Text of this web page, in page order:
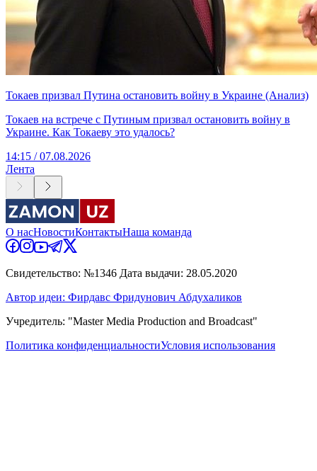
Токаев призвал Путина остановить войну в Украине (Анализ)
Токаев на встрече с Путиным призвал остановить войну в
Украине. Как Токаеву это удалось?
14:15 / 07.08.2026
Лента
О насНовостиКонтактыНаша команда
Свидетельство: №1346 Дата выдачи: 28.05.2020
Автор идеи: Фирдавс Фридунович Абдухаликов
Учредитель: "Master Media Production and Broadcast"
Политика конфиденциальностиУсловия использования